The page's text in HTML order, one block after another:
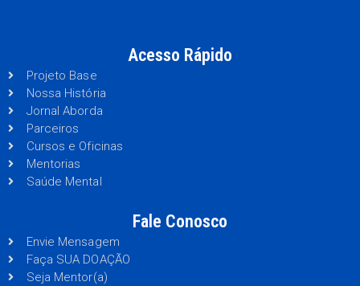
Acesso Rápido
Projeto Base
Nossa História
Jornal Aborda
Parceiros
Cursos e Oficinas
Mentorias
Saúde Mental
Fale Conosco
Envie Mensagem
Faça SUA DOAÇÃO
Seja Mentor(a)